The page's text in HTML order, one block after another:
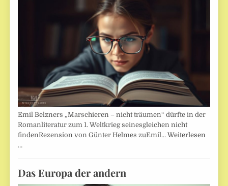
Emil Belzners „Marschieren – nicht träumen“ dürfte in der
Romanliteratur zum 1. Weltkrieg seinesgleichen nicht
findenRezension von Günter Helmes zuEmil…Weiterlesen
…
Das Europa der andern